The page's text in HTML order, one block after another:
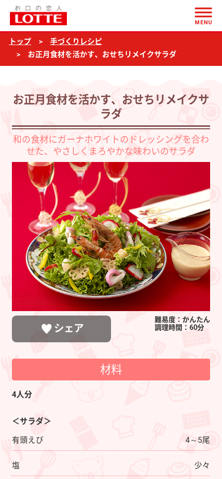
お
正
月
食
か
す、
お
ダ
MENU
トップ
手づくりレシピ
お正月食材を活かす、おせちリメイクサラダ
お正月食材を活かす、おせちリメイクサ
ラダ
和の食材にガーナホワイトのドレッシングを合わ
せた、やさしくまろやかな味わいのサラダ
シェア
難易度：かんたん
調理時間：60分
材料
4人分
＜サラダ＞
有頭えび
4～5尾
塩 少々